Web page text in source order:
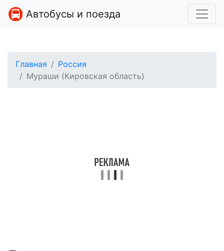
Автобусы и поезда
Главная
Россия
Мураши (Кировская область)